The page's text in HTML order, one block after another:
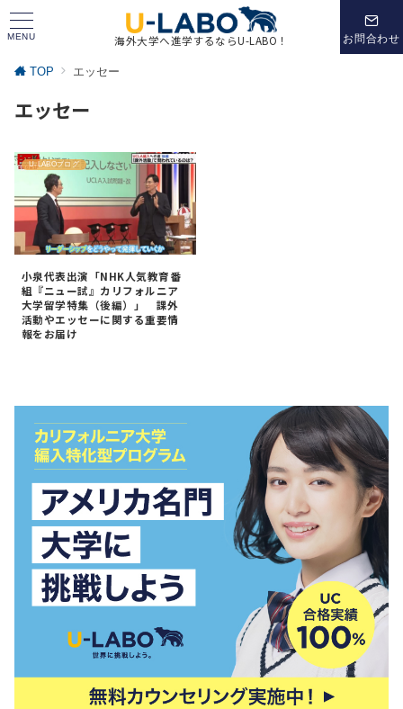
MENU 海外大学へ進学するならU-LABO！ お問合わせ
TOP エッセー
エッセー
U-LABOブログ
小泉代表出演「NHK人気教育番
組『ニュー試』カリフォルニア
大学留学特集（後編）」 課外
活動やエッセーに関する重要情
報をお届け